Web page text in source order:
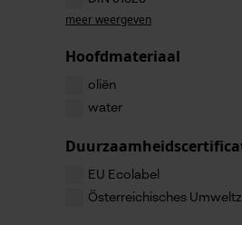
meer weergeven
Hoofdmateriaal
oliën
water
EU Ecolabel
Österreichisches